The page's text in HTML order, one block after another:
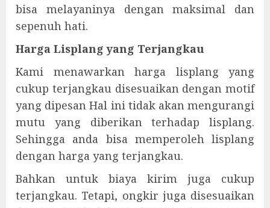
bisa melayaninya dengan maksimal dan
sepenuh hati.
Harga Lisplang yang Terjangkau
Kami menawarkan harga lisplang yang
cukup terjangkau disesuaikan dengan motif
yang dipesan Hal ini tidak akan mengurangi
mutu yang diberikan terhadap lisplang.
Sehingga anda bisa memperoleh lisplang
dengan harga yang terjangkau.
Bahkan untuk biaya kirim juga cukup
terjangkau. Tetapi, ongkir juga disesuaikan